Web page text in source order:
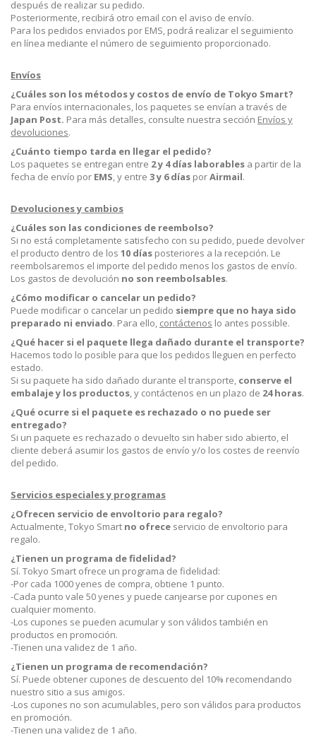
después de realizar su pedido.
Posteriormente, recibirá otro email con el aviso de envío.
Para los pedidos enviados por EMS, podrá realizar el seguimiento
en línea mediante el número de seguimiento proporcionado.
Envíos
¿Cuáles son los métodos y costos de envío de Tokyo Smart?
Para envíos internacionales, los paquetes se envían a través de
Japan Post. Para más detalles, consulte nuestra sección Envíos y
devoluciones.
¿Cuánto tiempo tarda en llegar el pedido?
Los paquetes se entregan entre 2 y 4 días laborables a partir de la
fecha de envío por EMS, y entre 3 y 6 días porAirmail.
Devoluciones y cambios
¿Cuáles son las condiciones de reembolso?
Si no está completamente satisfecho con su pedido, puede devolver
el producto dentro de los 10 días posteriores a la recepción. Le
reembolsaremos el importe del pedido menos los gastos de envío.
Los gastos de devolución no son reembolsables.
¿Cómo modificar o cancelar un pedido?
Puede modificar o cancelar un pedido siempre que no haya sido
preparado ni enviado. Para ello, contáctenos lo antes possible.
¿Qué hacer si el paquete llega dañado durante el transporte?
Hacemos todo lo posible para que los pedidos lleguen en perfecto
estado.
Si su paquete ha sido dañado durante el transporte, conserve el
embalaje y los productos, y contáctenos en un plazo de 24 horas.
¿Qué ocurre si el paquete es rechazado o no puede ser
entregado?
Si un paquete es rechazado o devuelto sin haber sido abierto, el
cliente deberá asumir los gastos de envío y/o los costes de reenvío
del pedido.
Servicios especiales y programas
¿Ofrecen servicio de envoltorio para regalo?
Actualmente, Tokyo Smart no ofrece servicio de envoltorio para
regalo.
¿Tienen un programa de fidelidad?
Sí. Tokyo Smart ofrece un programa de fidelidad:
-Por cada 1000 yenes de compra, obtiene 1 punto.
-Cada punto vale 50 yenes y puede canjearse por cupones en
cualquier momento.
-Los cupones se pueden acumular y son válidos también en
productos en promoción.
-Tienen una validez de 1 año.
¿Tienen un programa de recomendación?
Sí. Puede obtener cupones de descuento del 10% recomendando
nuestro sitio a sus amigos.
-Los cupones no son acumulables, pero son válidos para productos
en promoción.
-Tienen una validez de 1 año.